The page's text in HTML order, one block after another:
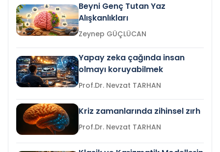
Beyni Genç Tutan Yaz
Alışkanlıkları
Zeynep GÜÇLÜCAN
Yapay zeka çağında insan
olmayı koruyabilmek
Prof.Dr. Nevzat TARHAN
Kriz zamanlarında zihinsel zırh
Prof.Dr. Nevzat TARHAN